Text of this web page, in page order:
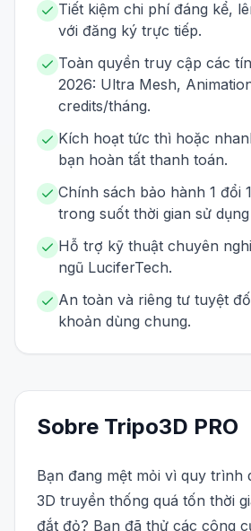
Tiết kiệm chi phí đáng kể,
với đăng ký trực tiếp.
Toàn quyền truy cập các
2026: Ultra Mesh,
credits/tháng.
Kích hoạt tức thì hoặc
bạn hoàn tất thanh toán.
Chính sách bảo hành 1 đổi
trong suốt thời gian sử dụng
Hỗ trợ kỹ thuật chuyên
ngũ LuciferTech.
An toàn và riêng tư tuyệt
khoản dùng chung.
Sobre Tripo3D PRO
Bạn đang mệt mỏi vì quy trình
3D truyền thống quá tốn thời
đắt đỏ? Bạn đã thử các công